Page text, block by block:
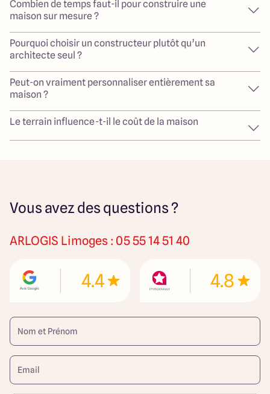
Combien de temps faut-il pour construire une
maison sur mesure ?
Pourquoi choisir un constructeur plutôt qu’un
architecte seul ?
Peut-on vraiment personnaliser entièrement sa
maison ?
Le terrain influence-t-il le coût de la maison
Vous avez des questions ?
ARLOGIS Limoges : 05 55 14 51 40
4.4 4.8